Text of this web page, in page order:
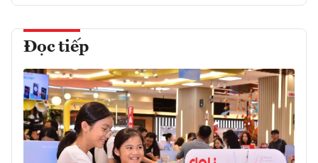
Đọc tiếp